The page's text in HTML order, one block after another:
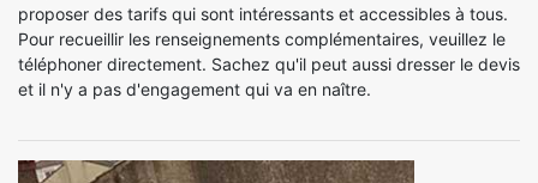
proposer des tarifs qui sont intéressants et accessibles à tous.
Pour recueillir les renseignements complémentaires, veuillez le
téléphoner directement. Sachez qu'il peut aussi dresser le devis
et il n'y a pas d'engagement qui va en naître.